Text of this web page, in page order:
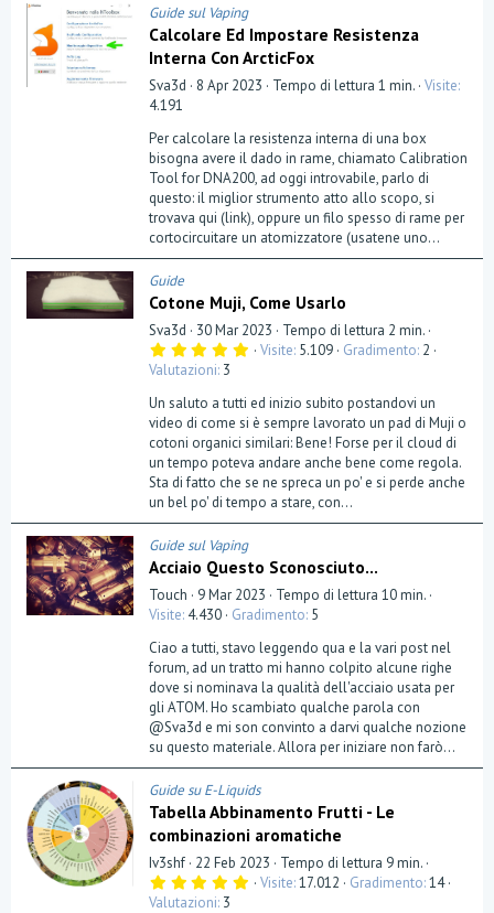
Guide sul Vaping
Calcolare Ed Impostare Resistenza
Interna Con ArcticFox
Sva3d 8 Apr 2023 Tempo di lettura 1 min. Visite
4.191
Per calcolare la resistenza interna di una box
bisogna avere il dado in rame, chiamato Calibration
Tool for DNA200, ad oggi introvabile, parlo di
questo: il miglior strumento atto allo scopo, si
trovava qui (link), oppure un filo spesso di rame per
cortocircuitare un atomizzatore (usatene uno...
Guide
Cotone Muji, Come Usarlo
Sva3d 30 Mar 2023
Tempo di lettura 2 min.
5
s
e
l
l
a
(
e
)
Visite 5.109 Gradimento 2
Valutazioni 3
Un saluto a tutti ed inizio subito postandovi un
video di come si è sempre lavorato un pad di Muji o
cotoni organici similari: Bene! Forse per il cloud di
un tempo poteva andare anche bene come regola.
Sta di fatto che se ne spreca un po' e si perde anche
un bel po' di tempo a stare, con...
Guide sul Vaping
Acciaio Questo Sconosciuto...
Touch 9 Mar 2023
Tempo di lettura 10 min.
Visite 4.430 Gradimento 5
Ciao a tutti, stavo leggendo qua e la vari post nel
forum, ad un tratto mi hanno colpito alcune righe
dove si nominava la qualità dell'acciaio usata per
gli ATOM. Ho scambiato qualche parola con
@Sva3d e mi son convinto a darvi qualche nozione
su questo materiale. Allora per iniziare non farò...
Guide su E-Liquids
Tabella Abbinamento Frutti - Le
combinazioni aromatiche
Iv3shf 22 Feb 2023
Tempo di lettura 9 min.
5 Visite 17.012 Gradimento 14
Valutazioni 3